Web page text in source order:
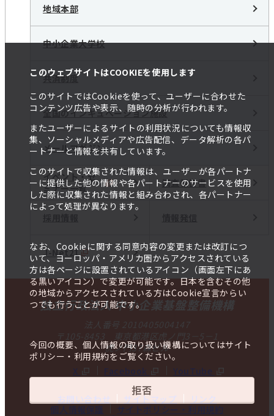
このウェブサイトはCOOKIEを使用します
このサイトではCookieを使って、ユーザーに合わせた
コンテンツ広告や表示、随時の分析が行われます。
またユーザーによるサイトの利用状況についても情報収
集、ソーシャルメディアや広告配信、データ解析の各パ
ートナーと情報を共有しています。
このサイトで収集された情報は、ユーザーが各パートナ
ーに提供した他の情報や各パートナーのサービスを使用
した際に収集された情報と組み合わされ、各パートナー
によって処理が異なります。
なお、Cookieに関する同意内容の変更または改訂につ
いて、ヨーロッパ・アメリカ圏からアクセスされている
方は各ページに設置されているアイコン（画面左下にあ
る黒いアイコン）で変更が可能です。日本を含むその他
の地域からアクセスされている方はCookie宣言からい
つでも行うことが可能です。
今回の概要、個人情報の取り扱い機構についてはサイト
ポリシー・利用規約をご覧ください。
拒否
地域本部
中小企業大学校
共済制度
全国のインキュベーション施設
メールマガジン
イベント・セ
ミナー一覧
調査報告書
J-Net21
独立行政法人 中小企業基盤整備機構
法人番号 2010405004147
〒105-8453 東京都港区虎ノ門3－5－1
虎ノ門37森ビル
X
Facebook YouTube
お問い合わせ サイトマップ
リンク
個人情報保護
サイトポリシー・利用規約